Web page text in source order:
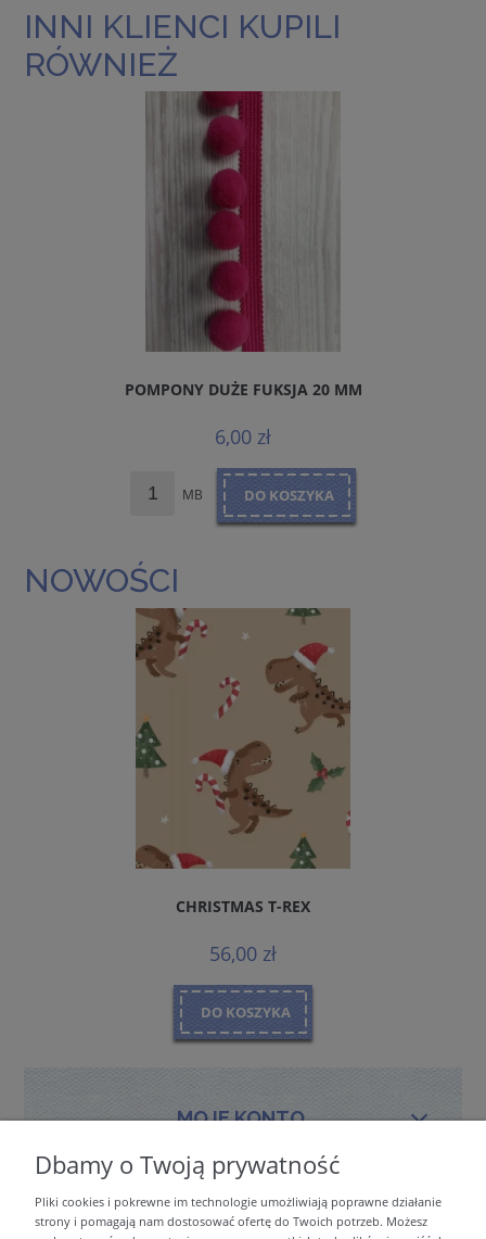
INNI KLIENCI KUPILI
RÓWNIEŻ
POMPONY DUŻE FUKSJA 20 MM
6,00 zł
MB DO KOSZYKA
NOWOŚCI
CHRISTMAS T-REX
56,00 zł
DO KOSZYKA
MOJE KONTO
PŁATNOŚCI I DOSTAWA
Dbamy o Twoją prywatność
Pliki cookies i pokrewne im technologie umożliwiają poprawne działanie
strony i pomagają nam dostosować ofertę do Twoich potrzeb. Możesz